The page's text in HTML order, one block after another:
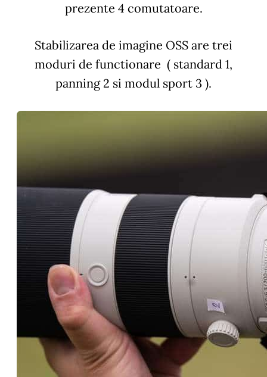
prezente 4 comutatoare.
Stabilizarea de imagine OSS are trei
moduri de functionare ( standard 1,
panning 2 si modul sport 3 ).